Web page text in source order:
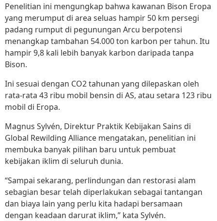
Penelitian ini mengungkap bahwa kawanan Bison Eropa
yang merumput di area seluas hampir 50 km persegi
padang rumput di pegunungan Arcu berpotensi
menangkap tambahan 54.000 ton karbon per tahun. Itu
hampir 9,8 kali lebih banyak karbon daripada tanpa
Bison.
Ini sesuai dengan CO2 tahunan yang dilepaskan oleh
rata-rata 43 ribu mobil bensin di AS, atau setara 123 ribu
mobil di Eropa.
Magnus Sylvén, Direktur Praktik Kebijakan Sains di
Global Rewilding Alliance mengatakan, penelitian ini
membuka banyak pilihan baru untuk pembuat
kebijakan iklim di seluruh dunia.
“Sampai sekarang, perlindungan dan restorasi alam
sebagian besar telah diperlakukan sebagai tantangan
dan biaya lain yang perlu kita hadapi bersamaan
dengan keadaan darurat iklim,” kata Sylvén.